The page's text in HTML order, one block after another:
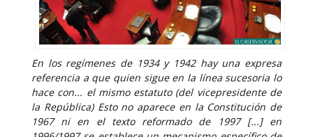
En los regímenes de 1934 y 1942 hay una expresa
referencia a que quien sigue en la línea sucesoria lo
hace con... el mismo estatuto (del vicepresidente de
la República) Esto no aparece en la Constitución de
1967 ni en el texto reformado de 1997 [...] en